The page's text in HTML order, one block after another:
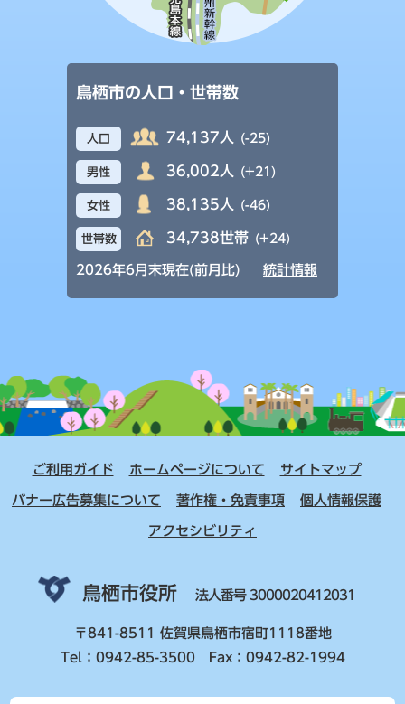
鳥栖市の人口・世帯数
人口 74,137人 (-25)
男性 36,002人 (+21)
女性 38,135人 (-46)
世帯数 34,738世帯 (+24)
2026年6月末現在(前月比) 統計情報
ご利用ガイド ホームページについて サイトマップ
バナー広告募集について 著作権・免責事項 個人情報保護
アクセシビリティ
鳥栖市役所 法人番号 3000020412031
〒841-8511 佐賀県鳥栖市宿町1118番地
Tel：0942-85-3500 Fax：0942-82-1994